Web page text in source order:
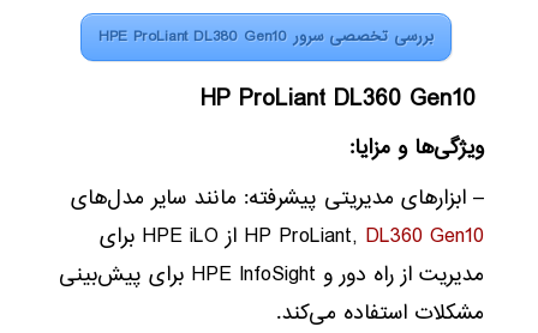
بررسی تخصصی سرور HPE ProLiant DL380 Gen10
ویژگی‌ها و مزایا:
– ابزارهای مدیریتی پیشرفته: مانند سایر مدل‌های
HP ProLiant, DL360 Gen10
از HPE iLO برای
مدیریت از راه دور و HPE InfoSight برای پیش‌بینی
مشکلات استفاده می‌کند.